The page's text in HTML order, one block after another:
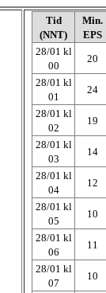
Tid
(NNT)
Min.
EPS
28/01 kl
00
20
28/01 kl
01
24
28/01 kl
02
19
28/01 kl
03
14
28/01 kl
04
12
28/01 kl
05
10
28/01 kl
06
11
28/01 kl
07
10